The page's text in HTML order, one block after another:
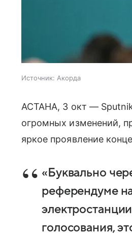
Источник: Акорда
АСТАНА, 3 окт —
огромных изменений,
яркое проявление
«Буквально
референдуме
голосования,